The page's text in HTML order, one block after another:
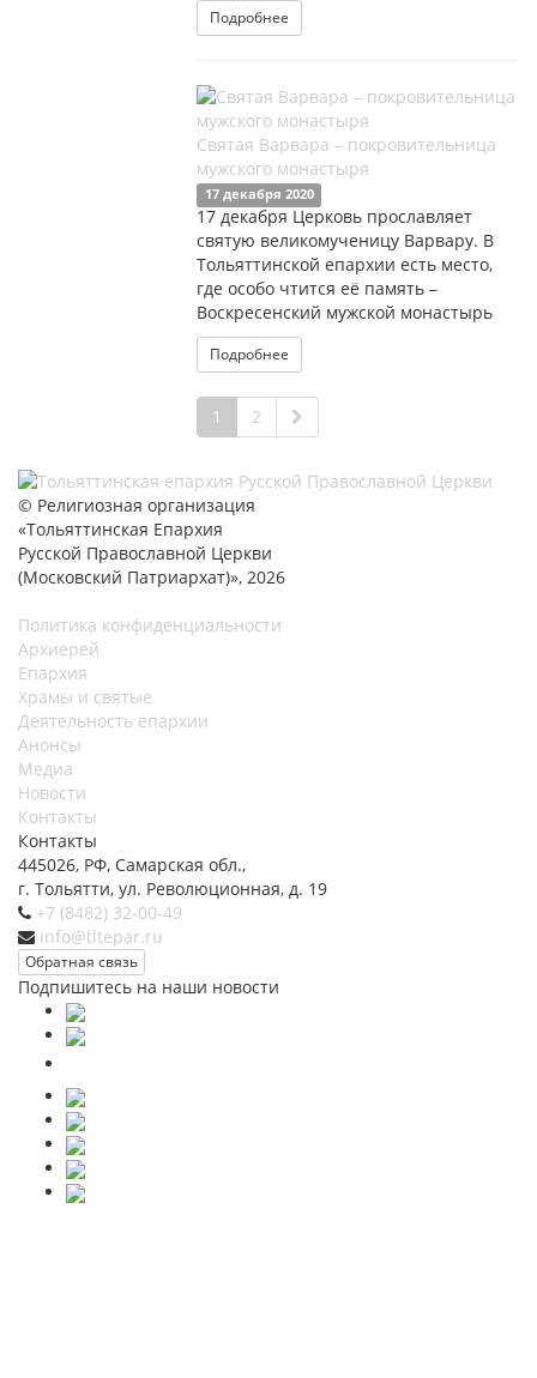
Подробнее
Святая Варвара – покровительница
мужского монастыря
17 декабря 2020
17 декабря Церковь прославляет
святую великомученицу Варвару. В
Тольяттинской епархии есть место,
где особо чтится её память –
Воскресенский мужской монастырь
Подробнее
1 2
© Религиозная организация
«Тольяттинская Епархия
Русской Православной Церкви
(Московский Патриархат)», 2026
Политика конфиденциальности
Архиерей
Епархия
Храмы и святые
Деятельность епархии
Анонсы
Медиа
Новости
Контакты
Контакты
445026, РФ, Самарская обл.,
г. Тольятти, ул. Революционная, д. 19
+7 (8482) 32-00-49
info@tltepar.ru
Обратная связь
Подпишитесь на наши новости